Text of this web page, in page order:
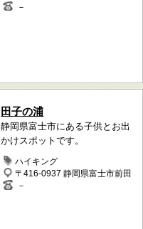
－
田子の浦
静岡県富士市にある子供とお出
かけスポットです。
ハイキング
〒416-0937 静岡県富士市前田
－